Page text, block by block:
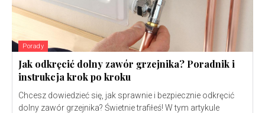
Porady
Jak odkręcić dolny zawór grzejnika? Poradnik i
instrukcja krok po kroku
Chcesz dowiedzieć się, jak sprawnie i bezpiecznie odkręcić
dolny zawór grzejnika? Świetnie trafiłeś! W tym artykule